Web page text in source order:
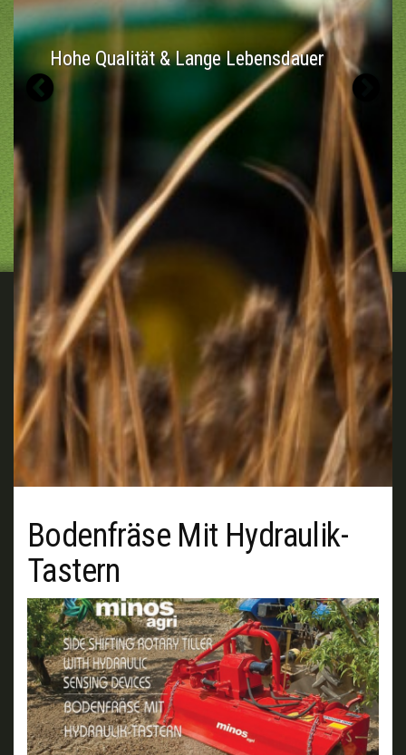
Hohe Qualität & Lange Lebensdauer
Previous
Bodenfräse Mit Hydraulik-
Tastern